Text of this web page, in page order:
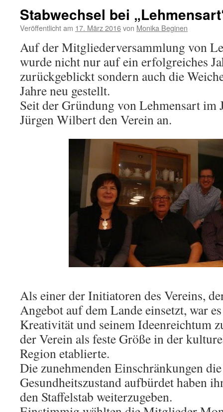
Stabwechsel bei
Veröffentlicht am 17. März 2016von Monika Beginen
Auf der Mitgliederversammlung von
wurde nicht nur auf ein erfolgreiches
zurückgeblickt sondern auch die
Jahre neu gestellt.
Seit der Gründung von Lehmensart
Jürgen Wilbert den Verein an.
Als einer der Initiatoren des Vereins,
Angebot auf dem Lande einsetzt, war
Kreativität und seinem Ideenreichtum
der Verein als feste Größe in der
Region etablierte.
Die zunehmenden Einschränkungen
Gesundheitszustand aufbürdet haben
den Staffelstab weiterzugeben.